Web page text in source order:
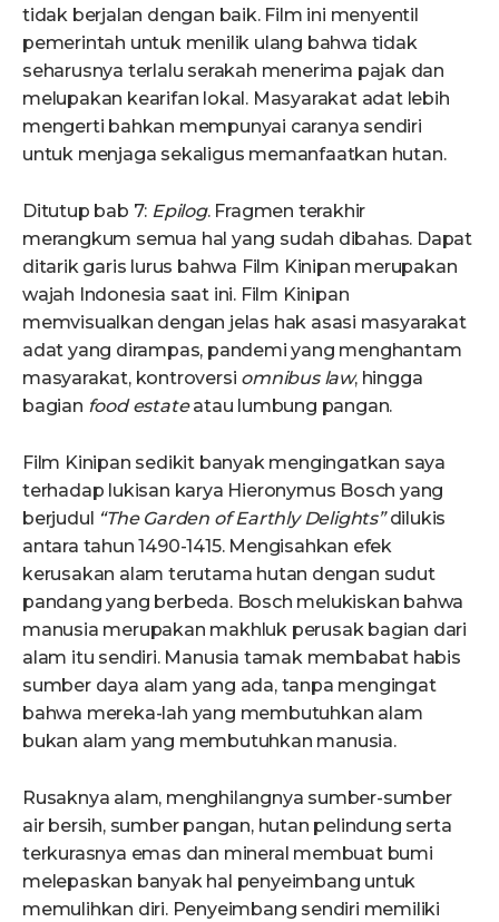
tidak berjalan dengan baik. Film ini menyentil
pemerintah untuk menilik ulang bahwa tidak
seharusnya terlalu serakah menerima pajak dan
melupakan kearifan lokal. Masyarakat adat lebih
mengerti bahkan mempunyai caranya sendiri
untuk menjaga sekaligus memanfaatkan hutan.
Ditutup bab 7: Epilog. Fragmen terakhir
merangkum semua hal yang sudah dibahas. Dapat
ditarik garis lurus bahwa Film Kinipan merupakan
wajah Indonesia saat ini. Film Kinipan
memvisualkan dengan jelas hak asasi masyarakat
adat yang dirampas, pandemi yang menghantam
masyarakat, kontroversi omnibus law, hingga
bagian food estateatau lumbung pangan.
Film Kinipan sedikit banyak mengingatkan saya
terhadap lukisan karya Hieronymus Bosch yang
berjudul “The Garden of Earthly Delights”dilukis
antara tahun 1490-1415. Mengisahkan efek
kerusakan alam terutama hutan dengan sudut
pandang yang berbeda. Bosch melukiskan bahwa
manusia merupakan makhluk perusak bagian dari
alam itu sendiri. Manusia tamak membabat habis
sumber daya alam yang ada, tanpa mengingat
bahwa mereka-lah yang membutuhkan alam
bukan alam yang membutuhkan manusia.
Rusaknya alam, menghilangnya sumber-sumber
air bersih, sumber pangan, hutan pelindung serta
terkurasnya emas dan mineral membuat bumi
melepaskan banyak hal penyeimbang untuk
memulihkan diri. Penyeimbang sendiri memiliki